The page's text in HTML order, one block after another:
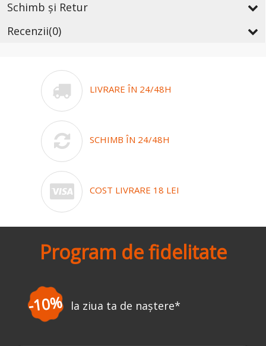
Schimb și Retur
Recenzii(0)
LIVRARE ÎN 24/48H
SCHIMB ÎN 24/48H
COST LIVRARE 18 LEI
Program de fidelitate
-3% la prima comandă